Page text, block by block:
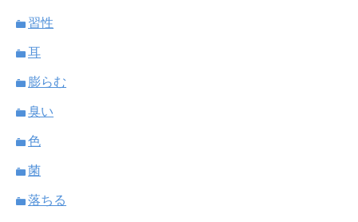
習性
耳
膨らむ
臭い
色
菌
落ちる